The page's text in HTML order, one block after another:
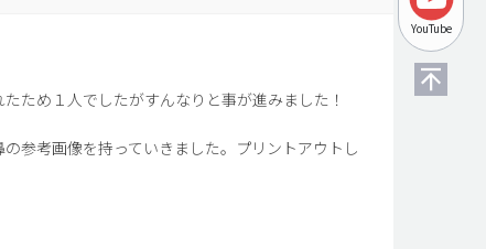
YouTube
ため１人でしたがすんなりと事が進みました！
参考画像を持っていきました。プリントアウトし